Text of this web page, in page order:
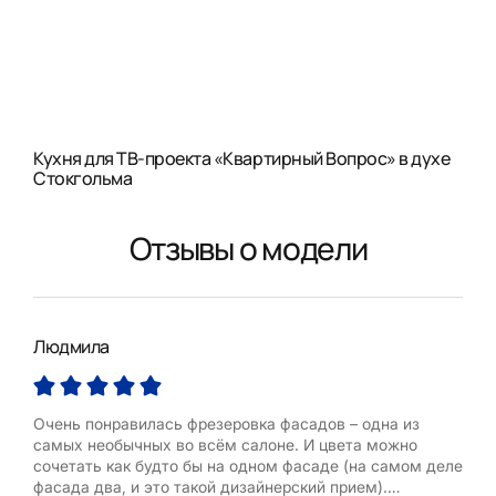
Кухня для ТВ-проекта «Квартирный Вопрос» в духе
Стокгольма
Отзывы о модели
Людмила
Очень понравилась фрезеровка фасадов – одна из
самых необычных во всём салоне. И цвета можно
сочетать как будто бы на одном фасаде (на самом деле
фасада два, и это такой дизайнерский прием).